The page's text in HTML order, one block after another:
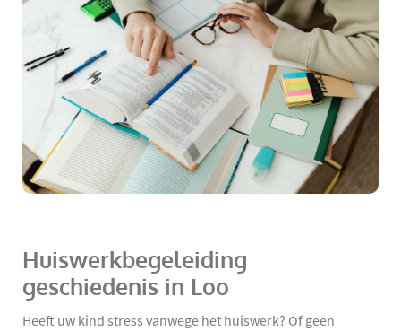
Huiswerkbegeleiding
geschiedenis in Loo
Heeft uw kind stress vanwege het huiswerk? Of geen